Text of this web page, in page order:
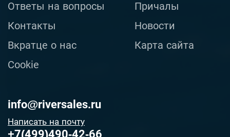
Ответы на вопросы
Контакты
Вкратце о нас
Cookie
Причалы
Новости
Карта сайта
info@riversales.ru
Написать на почту
+7(499)490-42-66